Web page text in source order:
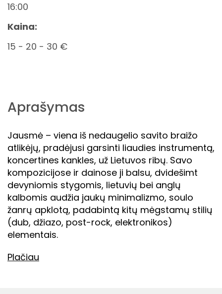
16:00
Kaina:
15 - 20 - 30 €
Aprašymas
Jausmė – viena iš nedaugelio savito braižo
atlikėjų, pradėjusi garsinti liaudies instrumentą,
koncertines kankles, už Lietuvos ribų. Savo
kompozicijose ir dainose ji balsu, dvidešimt
devyniomis stygomis, lietuvių bei anglų
kalbomis audžia jaukų minimalizmo, soulo
žanrų apklotą, padabintą kitų mėgstamų stilių
(dub, džiazo, post-rock, elektronikos)
elementais.
Plačiau